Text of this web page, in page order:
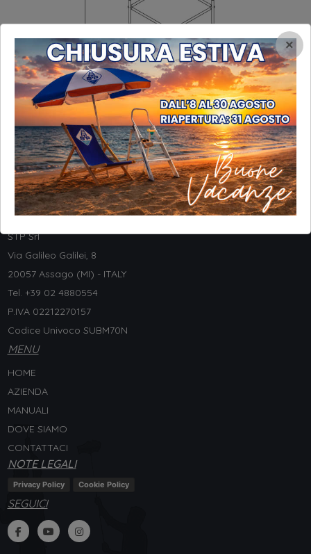
INFORMAZIONI
STP Srl
Via Galileo Galilei, 8
20057 Assago (MI) - ITALY
Tel. +39 02 4880554
P.IVA 02212270157
Codice Univoco SUBM70N
MENU
HOME
AZIENDA
MANUALI
DOVE SIAMO
CONTATTACI
NOTE LEGALI
Privacy Policy Cookie Policy
SEGUICI
×